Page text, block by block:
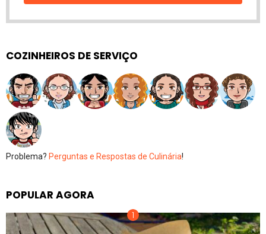
COZINHEIROS DE SERVIÇO
Problema? Perguntas e Respostas de Culinária!
POPULAR AGORA